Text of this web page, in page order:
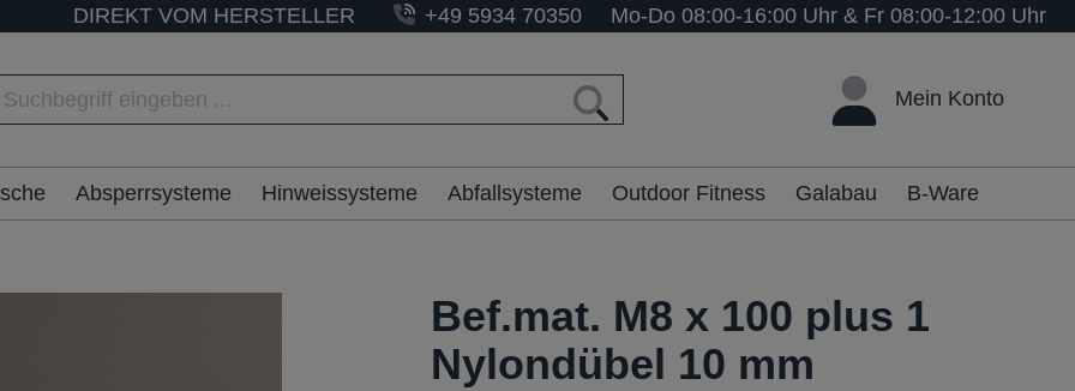
DIREKT VOM HERSTELLER +49 5934 70350 Mo-Do 08:00-16:00 Uhr & Fr 08:00-12:00 Uhr
Mein Konto
Absperrsysteme Hinweissysteme Abfallsysteme Outdoor Fitness Galabau B-Ware
Bef.mat. M8 x 100 plus 1
Nylondübel 10 mm